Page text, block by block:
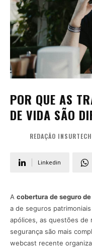
POR QUE AS
DE VIDA SÃO
REDAÇÃO
Linkedin
A cobertura de seguro
a de seguros
apólices, as questões de
segurança são mais
webcast recente